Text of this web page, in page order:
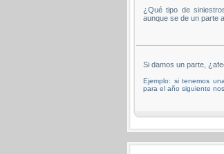
¿Qué tipo de
aunque se de un parte
Si damos un parte,
Ejemplo: si tenemos
para el año siguiente